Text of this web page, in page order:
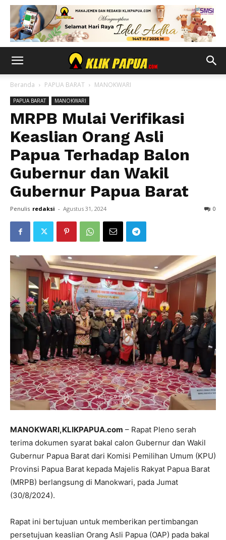
Beranda PAPUA BARAT MANOKWARI
PAPUA BARAT MANOKWARI
MRPB Mulai Verifikasi
Keaslian Orang Asli
Papua Terhadap Balon
Gubernur dan Wakil
Gubernur Papua Barat
Penulis redaksi - Agustus 31, 2024 0
MANOKWARI,KLIKPAPUA.com – Rapat Pleno serah
terima dokumen syarat bakal calon Gubernur dan Wakil
Gubernur Papua Barat dari Komisi Pemilihan Umum (KPU)
Provinsi Papua Barat kepada Majelis Rakyat Papua Barat
(MRPB) berlangsung di Manokwari, pada Jumat
(30/8/2024).
Rapat ini bertujuan untuk memberikan pertimbangan
persetujuan keaslian Orang Asli Papua (OAP) pada bakal